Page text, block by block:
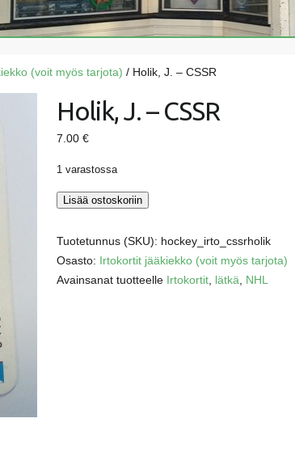
(voit myös tarjota) / Holik, J. – CSSR
Holik, J. – CSSR
7.00 €
1 varastossa
Holik,
-
CSSR
määrä
Lisää ostoskoriin
Tuotetunnus (SKU): hockey_irto_cssrholik
Osasto: Irtokortit jääkiekko (voit myös tarjota)
Avainsanat tuotteelle Irtokortit, lätkä, NHL